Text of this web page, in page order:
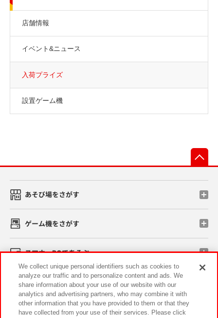
店舗情報
イベント&ニュース
入荷プライズ
設置ゲーム機
あそび場をさがす
ゲーム機をさがす
スマホ・PCであそぶ
イベント・キャンペーン
We collect unique personal identifiers such as cookies to
analyze our traffic and to personalize content and ads. We
share information about your use of our website with our
analytics and advertising partners, who may combine it with
other information that you have provided to them or that they
have collected from your use of their services. Please click